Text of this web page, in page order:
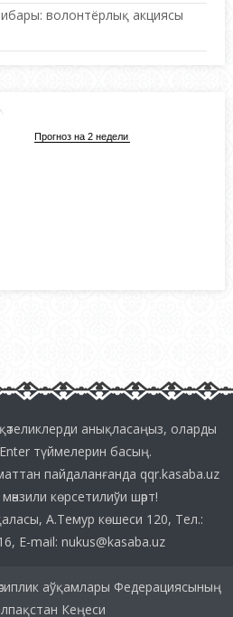
волонтёрлық акциясы
анықласаңыз, оларды
түймелерин басың.
пайдаланғанда qqr.kasaba.uz
көрсетилиўи шәрт!
А.Темур көшеси 120, Тел.:
E-mail:nukus@kasaba.uz
аўқамлары Федерациясының
Кеңеси